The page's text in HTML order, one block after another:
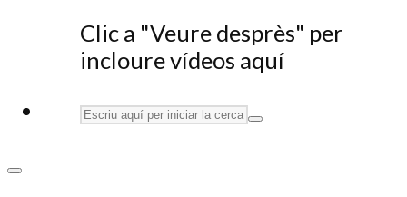
Clic a "Veure desprès" per
incloure vídeos aquí